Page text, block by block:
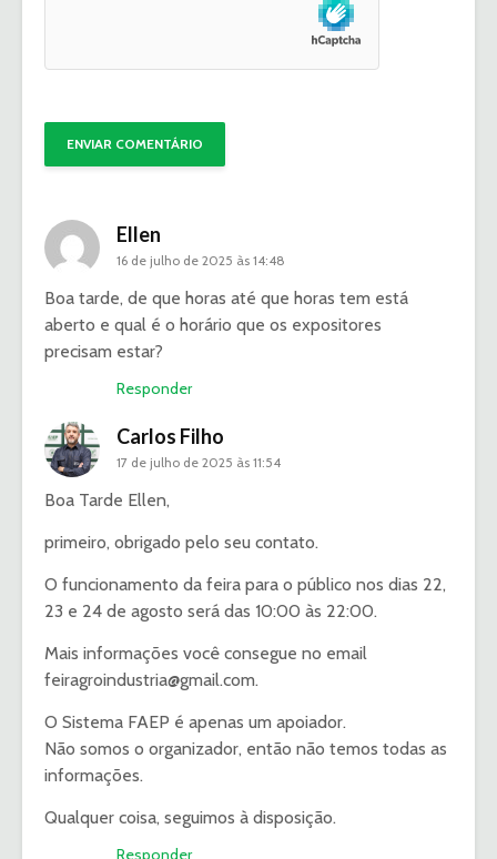
Ellen
16 de julho de 2025 às 14:48
Boa tarde, de que horas até que horas tem está
aberto e qual é o horário que os expositores
precisam estar?
Responder
Carlos Filho
17 de julho de 2025 às 11:54
Boa Tarde Ellen,
primeiro, obrigado pelo seu contato.
O funcionamento da feira para o público nos dias 22,
23 e 24 de agosto será das 10:00 às 22:00.
Mais informações você consegue no email
feiragroindustria@gmail.com.
O Sistema FAEP é apenas um apoiador.
Não somos o organizador, então não temos todas as
informações.
Qualquer coisa, seguimos à disposição.
Responder